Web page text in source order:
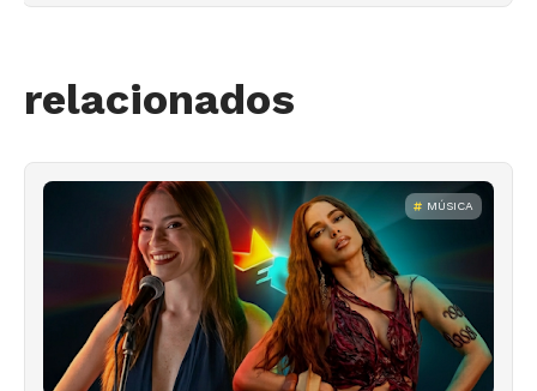
relacionados
MÚSICA